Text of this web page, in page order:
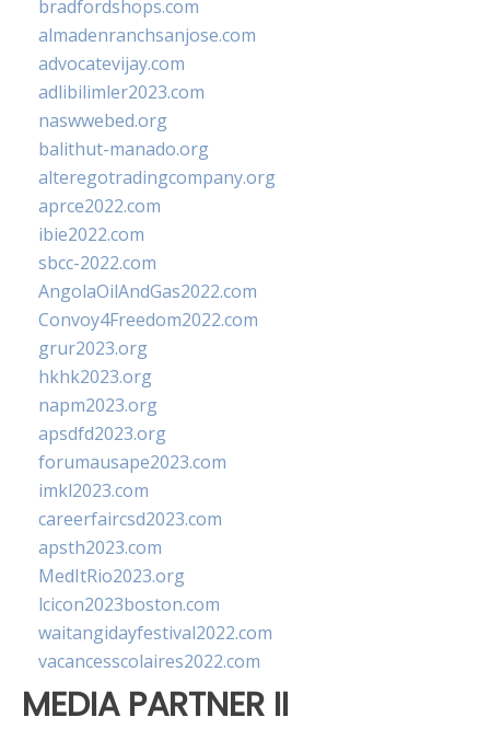
bradfordshops.com
almadenranchsanjose.com
advocatevijay.com
adlibilimler2023.com
naswwebed.org
balithut-manado.org
alteregotradingcompany.org
aprce2022.com
ibie2022.com
sbcc-2022.com
AngolaOilAndGas2022.com
Convoy4Freedom2022.com
grur2023.org
hkhk2023.org
napm2023.org
apsdfd2023.org
forumausape2023.com
imkl2023.com
careerfaircsd2023.com
apsth2023.com
MedItRio2023.org
lcicon2023boston.com
waitangidayfestival2022.com
vacancesscolaires2022.com
MEDIA PARTNER II